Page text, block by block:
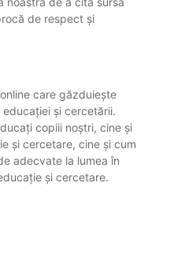
de respect și
care găzduiește
și cercetării.
copiii noștri, cine și
și cercetare, cine și cum
adecvate la lumea în
și cercetare.